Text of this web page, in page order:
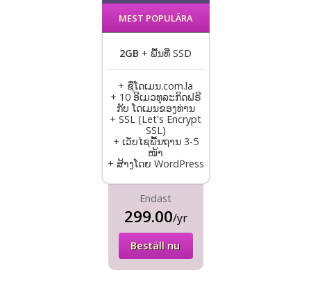
MEST POPULÄRA
2GB + ພື້ນທີ່ SSD
+ ຊື່ໂດເມນ.com.la
+ 10 ອີເມວທຸລະກິດຟຣີ
ກັບ ໂດເມນຂອງທ່ານ
+ SSL (Let's Encrypt
SSL)
+ ເວັບໄຊພື້ນຖານ 3-5
ໜ້າ
+ ສ້າງໂດຍ WordPress
Endast
299.00/yr
Beställ nu